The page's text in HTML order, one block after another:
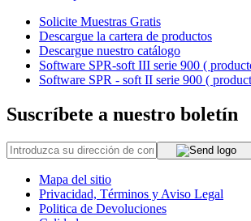
Solicite Muestras Gratis
Descargue la cartera de productos
Descargue nuestro catálogo
Software SPR-soft III serie 900 (
Software SPR - soft II serie 900 (
Suscríbete a nuestro boletín
Mapa del sitio
Privacidad, Términos y Aviso Legal
Politica de Devoluciones